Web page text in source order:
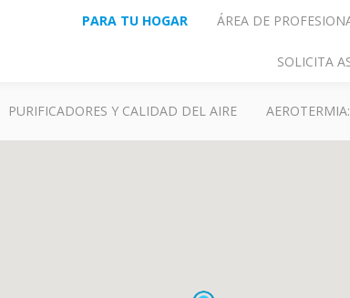
PARA TU HOGAR ÁREA DE
SOLICITA
PURIFICADORES Y CALIDAD DEL AIRE